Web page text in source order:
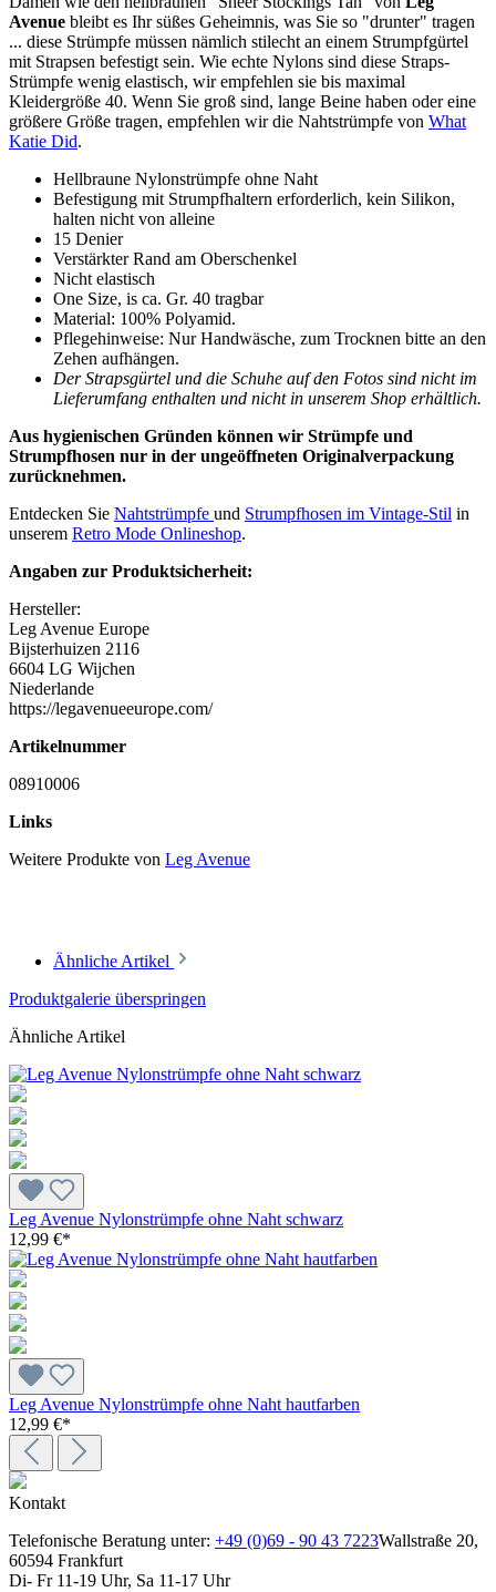
Avenue bleibt es Ihr süßes Geheimnis, was Sie so "drunter" tragen
... diese Strümpfe müssen nämlich stilecht an einem Strumpfgürtel
mit Strapsen befestigt sein. Wie echte Nylons sind diese Straps-
Strümpfe wenig elastisch, wir empfehlen sie bis maximal
Kleidergröße 40. Wenn Sie groß sind, lange Beine haben oder eine
größere Größe tragen, empfehlen wir die Nahtstrümpfe von What
Katie Did.
Hellbraune Nylonstrümpfe ohne Naht
Befestigung mit Strumpfhaltern erforderlich, kein Silikon,
halten nicht von alleine
15 Denier
Verstärkter Rand am Oberschenkel
Nicht elastisch
One Size, is ca. Gr. 40 tragbar
Material: 100% Polyamid.
Pflegehinweise: Nur Handwäsche, zum Trocknen bitte an den
Zehen aufhängen.
Der Strapsgürtel und die Schuhe auf den Fotos sind nicht im
Lieferumfang enthalten und nicht in unserem Shop erhältlich.
Aus hygienischen Gründen können wir Strümpfe und
Strumpfhosen nur in der ungeöffneten Originalverpackung
zurücknehmen.
Entdecken Sie Nahtstrümpfe und Strumpfhosen im Vintage-Stil in
unserem Retro Mode Onlineshop.
Angaben zur Produktsicherheit:
Hersteller:
Leg Avenue Europe
Bijsterhuizen 2116
6604 LG Wijchen
Niederlande
https://legavenueeurope.com/
Artikelnummer
08910006
Links
Weitere Produkte von Leg Avenue
Ähnliche Artikel
Produktgalerie überspringen
Ähnliche Artikel
Leg Avenue Nylonstrümpfe ohne Naht schwarz
12,99 €*
Leg Avenue Nylonstrümpfe ohne Naht hautfarben
12,99 €*
Kontakt
Telefonische Beratung unter: +49 (0)69 - 90 43 7223Wallstraße 20,
60594 Frankfurt
Di- Fr 11-19 Uhr, Sa 11-17 Uhr